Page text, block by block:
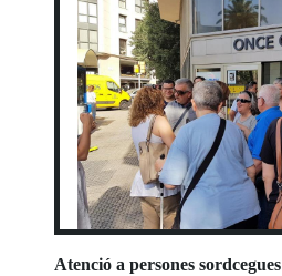
Atenció a persones sordcegues